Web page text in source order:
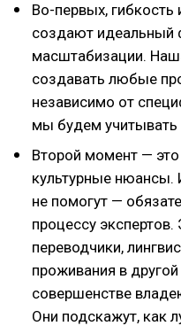
Во-первых, гибкость
создают идеальный
масштабизации.
создавать любые
независимо от
мы будем
Второй момент —
культурные нюансы.
не помогут —
процессу
переводчики,
проживания в
совершенстве
Они подскажут, как